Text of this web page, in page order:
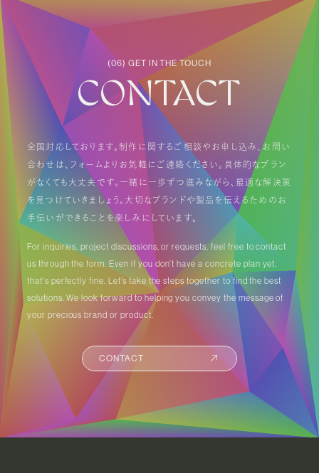
(06) GET IN THE TOUCH
CONTACT
全国対応しております。制作に関するご相談やお申し込み、お問い
合わせは、フォームよりお気軽にご連絡ください。具体的なプラン
がなくても大丈夫です。一緒に一歩ずつ進みながら、最適な解決策
を見つけていきましょう。大切なブランドや製品を伝えるためのお
手伝いができることを楽しみにしています。
For inquiries, project discussions, or requests, feel free to contact
us through the form. Even if you don’t have a concrete plan yet,
that's perfectly fine. Let’s take the steps together to find the best
solutions. We look forward to helping you convey the message of
your precious brand or product.
CONTACT